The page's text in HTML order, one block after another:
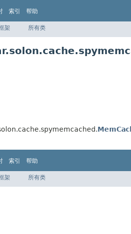
索引 帮助
架 所有类
索引 帮助
架 所有类